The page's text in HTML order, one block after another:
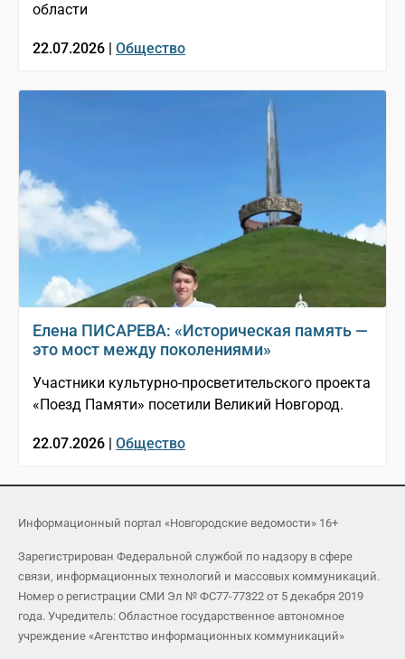
области
22.07.2026 | Общество
Елена ПИСАРЕВА: «Историческая память —
это мост между поколениями»
Участники культурно-просветительского проекта
«Поезд Памяти» посетили Великий Новгород.
22.07.2026 | Общество
Информационный портал «Новгородские ведомости» 16+
Зарегистрирован Федеральной службой по надзору в сфере
связи, информационных технологий и массовых коммуникаций.
Номер о регистрации СМИ Эл № ФС77-77322 от 5 декабря 2019
года. Учредитель: Областное государственное автономное
учреждение «Агентство информационных коммуникаций»